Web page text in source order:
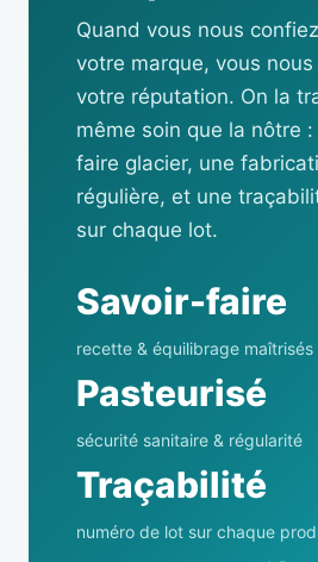
Quand vous nous
votre marque, vous
votre réputation. On la
même soin que la nôtre
faire glacier, une
régulière, et une
sur chaque lot.
Savoir-faire
recette & équilibrage maîtrisés
Pasteurisé
sécurité sanitaire & régularité
Traçabilité
numéro de lot sur chaque